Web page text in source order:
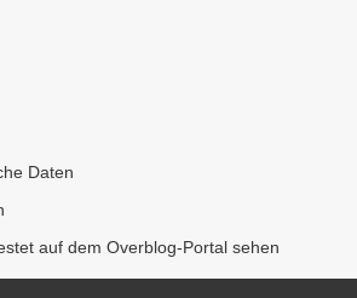
Daten
auf dem Overblog-Portal sehen